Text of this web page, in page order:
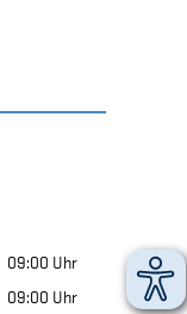
Online,
09:00 Uhr
Online,
09:00 Uhr